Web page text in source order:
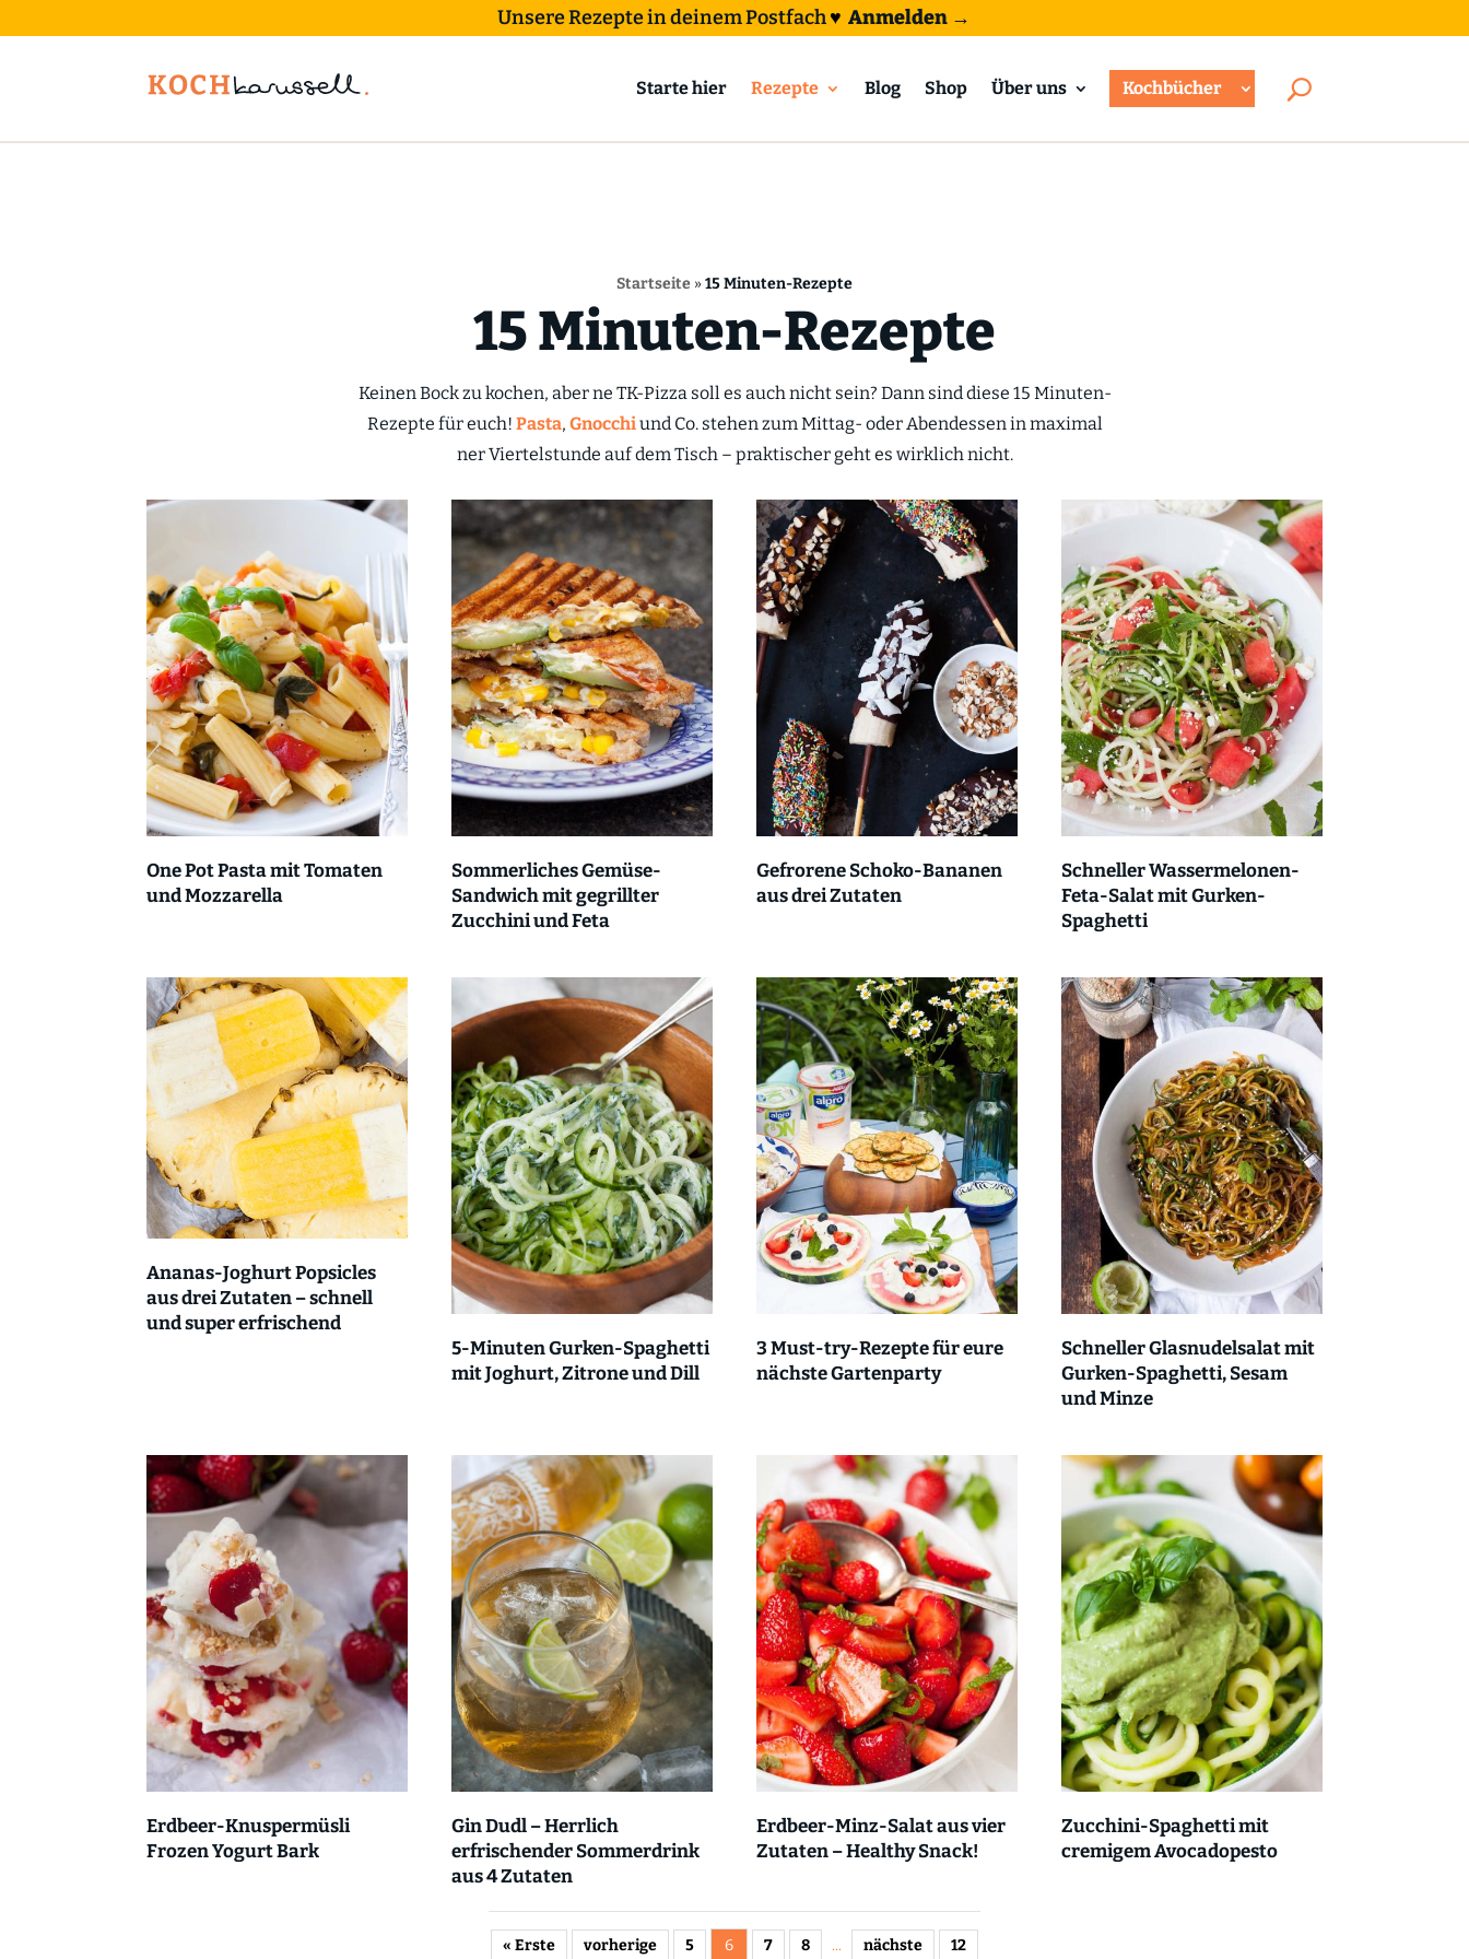
Unsere Rezepte in deinem Postfach♥ Anmelden →
Starte hier Rezepte Blog Shop Über uns Kochbücher
Startseite »15 Minuten-Rezepte
15 Minuten-Rezepte
Keinen Bock zu kochen, aber ne TK-Pizza soll es auch nicht sein? Dann sind diese 15 Minuten-
Rezepte für euch! Pasta, Gnocchiund Co. stehen zum Mittag- oder Abendessen in maximal
ner Viertelstunde auf dem Tisch – praktischer geht es wirklich nicht.
One Pot Pasta mit Tomaten
und Mozzarella
Sommerliches Gemüse-
Sandwich mit gegrillter
Zucchini und Feta
Gefrorene Schoko-Bananen
aus drei Zutaten
Schneller Wassermelonen-
Feta-Salat mit Gurken-
Spaghetti
Ananas-Joghurt Popsicles
aus drei Zutaten – schnell
und super erfrischend
5-Minuten Gurken-Spaghetti
mit Joghurt, Zitrone und Dill
3 Must-try-Rezepte für eure
nächste Gartenparty
Schneller Glasnudelsalat mit
Gurken-Spaghetti, Sesam
und Minze
Erdbeer-Knuspermüsli
Frozen Yogurt Bark
Gin Dudl – Herrlich
erfrischender Sommerdrink
aus 4 Zutaten
Erdbeer-Minz-Salat aus vier
Zutaten – Healthy Snack!
Zucchini-Spaghetti mit
cremigem Avocadopesto
« Erste vorherige 5 6 7 8 ... nächste 12